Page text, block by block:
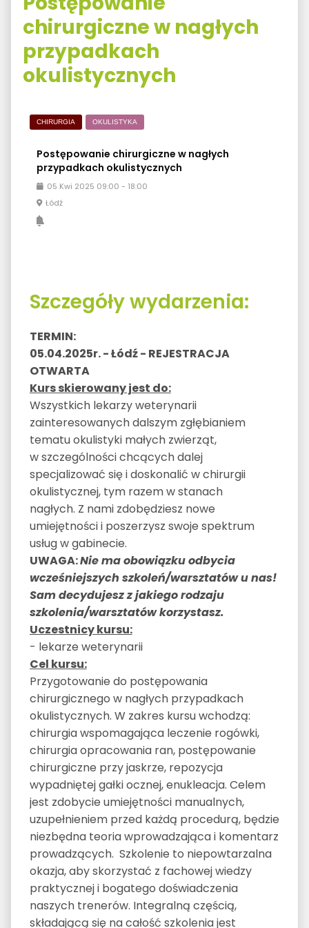
chirurgiczne w nagłych
przypadkach
okulistycznych
CHIRURGIA OKULISTYKA
Postępowanie chirurgiczne w nagłych
przypadkach okulistycznych
05 Kwi 2025 09:00 - 18:00
Łódź
Szczegóły wydarzenia:
TERMIN:
05.04.2025r. - Łódź - REJESTRACJA
OTWARTA
Kurs skierowany jest do:
Wszystkich lekarzy weterynarii
zainteresowanych dalszym zgłębianiem
tematu okulistyki małych zwierząt,
w szczególności chcących dalej
specjalizować się i doskonalić w chirurgii
okulistycznej, tym razem w stanach
nagłych. Z nami zdobędziesz nowe
umiejętności i poszerzysz swoje spektrum
usług w gabinecie.
UWAGA:Nie ma obowiązku odbycia
wcześniejszych szkoleń/warsztatów u nas!
Sam decydujesz z jakiego rodzaju
szkolenia/warsztatów korzystasz.
Uczestnicy kursu:
- lekarze weterynarii
Cel kursu:
Przygotowanie do postępowania
chirurgicznego w nagłych przypadkach
okulistycznych. W zakres kursu wchodzą:
chirurgia wspomagająca leczenie rogówki,
chirurgia opracowania ran, postępowanie
chirurgiczne przy jaskrze, repozycja
wypadniętej gałki ocznej, enukleacja. Celem
jest zdobycie umiejętności manualnych,
uzupełnieniem przed każdą procedurą, będzie
niezbędna teoria wprowadzająca i komentarz
prowadzących. Szkolenie to niepowtarzalna
okazja, aby skorzystać z fachowej wiedzy
praktycznej i bogatego doświadczenia
naszych trenerów. Integralną częścią,
składającą się na całość szkolenia jest